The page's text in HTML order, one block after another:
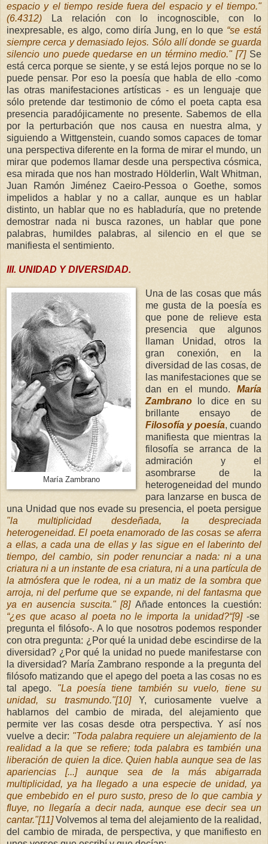
espacio y el tiempo reside fuera del espacio y el tiempo."
(6.4312)
La relación con lo incognoscible, con lo
inexpresable, es algo, como diría Jung, en lo que “se está
siempre cerca y demasiado lejos. Sólo allí donde se guarda
silencio uno puede quedarse en un término medio." [7]Se
está cerca porque se siente, y se está lejos porque no se lo
puede pensar. Por eso la poesía que habla de ello -como
las otras manifestaciones artísticas - es un lenguaje que
sólo pretende dar testimonio de cómo el poeta capta esa
presencia paradójicamente no presente. Sabemos de ella
por la perturbación que nos causa en nuestra alma, y
siguiendo a Wittgenstein, cuando somos capaces de tomar
una perspectiva diferente en la forma de mirar el mundo, un
mirar que podemos llamar desde una perspectiva cósmica,
esa mirada que nos han mostrado Hölderlin, Walt Whitman,
Juan Ramón Jiménez Caeiro-Pessoa o Goethe, somos
impelidos a hablar y no a callar, aunque es un hablar
distinto, un hablar que no es habladuría, que no pretende
demostrar nada ni busca razones, un hablar que pone
palabras, humildes palabras, al silencio en el que se
manifiesta el sentimiento.
III. UNIDAD Y DIVERSIDAD.
María Zambrano
Una de las cosas que más
me gusta de la poesía es
que pone de relieve esta
presencia que algunos
llaman Unidad, otros la
gran conexión, en la
diversidad de las cosas, de
las manifestaciones que se
dan en el mundo. María
Zambranolo dice en su
brillante ensayo de
Filosofía y poesía, cuando
manifiesta que mientras la
filosofía se arranca de la
admiración y el
asombrarse de la
heterogeneidad del mundo
para lanzarse en busca de
una Unidad que nos evade su presencia, el poeta persigue
"la multiplicidad desdeñada, la despreciada
heterogeneidad. El poeta enamorado de las cosas se aferra
a ellas, a cada una de ellas y las sigue en el laberinto del
tiempo, del cambio, sin poder renunciar a nada: ni a una
criatura ni a un instante de esa criatura, ni a una partícula de
la atmósfera que le rodea, ni a un matiz de la sombra que
arroja, ni del perfume que se expande, ni del fantasma que
ya en ausencia suscita." [8] Añade entonces la cuestión:
“¿es que acaso al poeta no le importa la unidad?“[9]-se
pregunta el filósofo-. A lo que nosotros podemos responder
con otra pregunta: ¿Por qué la unidad debe escindirse de la
diversidad? ¿Por qué la unidad no puede manifestarse con
la diversidad? María Zambrano responde a la pregunta del
filósofo matizando que el apego del poeta a las cosas no es
tal apego. "La poesía tiene también su vuelo, tiene su
unidad, su trasmundo."[10]Y, curiosamente vuelve a
hablarnos del cambio de mirada, del alejamiento que
permite ver las cosas desde otra perspectiva. Y así nos
vuelve a decir: "Toda palabra requiere un alejamiento de la
realidad a la que se refiere; toda palabra es también una
liberación de quien la dice. Quien habla aunque sea de las
apariencias [...] aunque sea de la más abigarrada
multiplicidad, ya ha llegado a una especie de unidad, ya
que embebido en el puro susto, preso de lo que cambia y
fluye, no llegaría a decir nada, aunque ese decir sea un
cantar."[11] Volvemos al tema del alejamiento de la realidad,
del cambio de mirada, de perspectiva, y que manifiesto en